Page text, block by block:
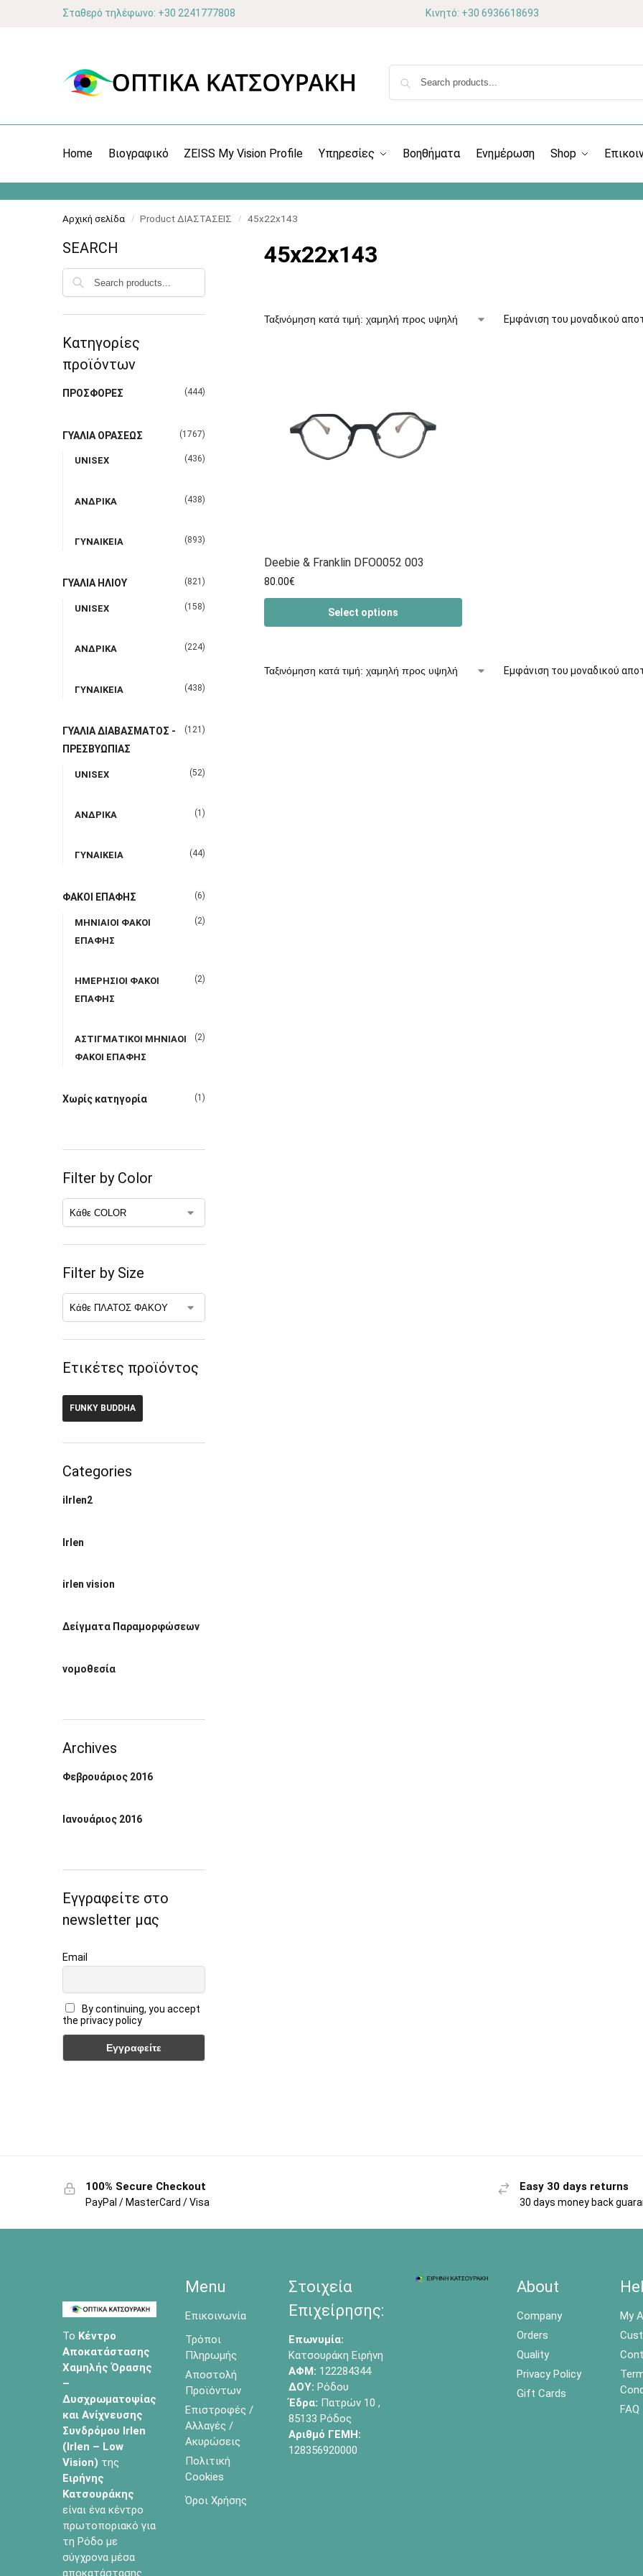
Σταθερό τηλέφωνο: +30 2241777808 Κινητό: +30 6936618693
Home Βιογραφικό ZEISS My Vision Profile Υπηρεσίες Βοηθήματα Ενημέρωση Shop
Αρχική σελίδα / Product ΔΙΑΣΤΑΣΕΙΣ / 45x22x143
45x22x143
Εμφάνιση του μοναδικού
Deebie & Franklin DFO0052 003
80.00€
Select options
Εμφάνιση του μοναδικού
SEARCH
Κατηγορίες
προϊόντων
ΠΡΟΣΦΟΡΕΣ (444)
ΓΥΑΛΙΑ ΟΡΑΣΕΩΣ (1767)
UNISEX (436)
ΑΝΔΡΙΚΑ (438)
ΓΥΝΑΙΚΕΙΑ (893)
ΓΥΑΛΙΑ ΗΛΙΟΥ (821)
UNISEX (158)
ΑΝΔΡΙΚΑ (224)
ΓΥΝΑΙΚΕΙΑ (438)
ΓΥΑΛΙΑ ΔΙΑΒΑΣΜΑΤΟΣ -
ΠΡΕΣΒΥΩΠΙΑΣ
(121)
UNISEX (52)
ΑΝΔΡΙΚΑ (1)
ΓΥΝΑΙΚΕΙΑ (44)
ΦΑΚΟΙ ΕΠΑΦΗΣ (6)
ΜΗΝΙΑΙΟΙ ΦΑΚΟΙ
ΕΠΑΦΗΣ
(2)
ΗΜΕΡΗΣΙΟΙ ΦΑΚΟΙ
ΕΠΑΦΗΣ
(2)
ΑΣΤΙΓΜΑΤΙΚΟΙ ΜΗΝΙΑΟΙ
ΦΑΚΟΙ ΕΠΑΦΗΣ
(2)
Χωρίς κατηγορία (1)
Filter by Color
Filter by Size
Ετικέτες προϊόντος
FUNKY BUDDHA
Categories
ilrlen2
Irlen
irlen vision
Δείγματα Παραμορφώσεων
νομοθεσία
Archives
Φεβρουάριος 2016
Ιανουάριος 2016
Εγγραφείτε στο
newsletter μας
Email
By continuing, you accept
the privacy policy
100% Secure Checkout
PayPal / MasterCard / Visa
Easy 30 days returns
30 days money back
Το Κέντρο
Αποκατάστασης
Χαμηλής Όρασης
–
Δυσχρωματοψίας
και Ανίχνευσης
Συνδρόμου Irlen
(Irlen – Low
Vision) της
Ειρήνης
Κατσουράκης
είναι ένα κέντρο
πρωτοποριακό για
τη Ρόδο με
σύγχρονα μέσα
αποκατάστασης.
Menu
Επικοινωνία
Τρόποι
Πληρωμής
Αποστολή
Προϊόντων
Επιστροφές /
Αλλαγές /
Ακυρώσεις
Πολιτική
Cookies
Όροι Χρήσης
Στοιχεία
Επιχείρησης:
Επωνυμία:
Κατσουράκη Ειρήνη
ΑΦΜ: 122284344
ΔΟΥ: Ρόδου
Έδρα: Πατρών 10 ,
85133 Ρόδος
Αριθμό ΓΕΜΗ:
128356920000
About
Company
Orders
Quality
Privacy Policy
Gift Cards
My
FAQ